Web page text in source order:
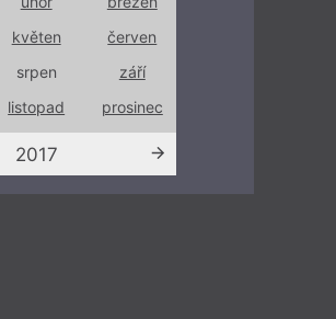
květen
červen
srpen
září
listopad prosinec
2017